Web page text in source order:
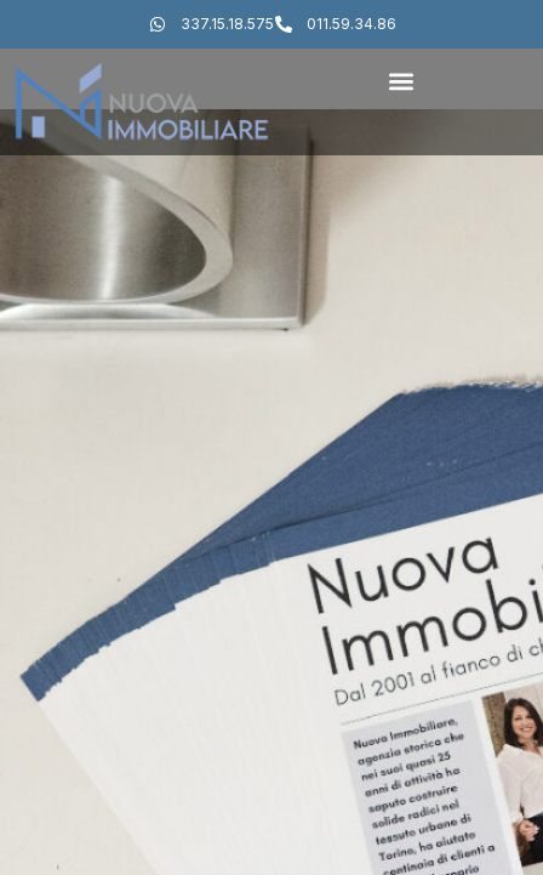
337.15.18.575 011.59.34.86